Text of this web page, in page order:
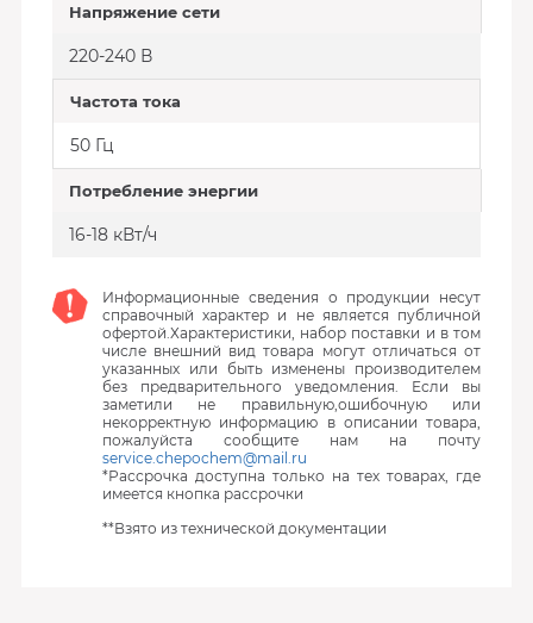
Напряжение сети
220-240 В
Частота тока
50 Гц
Потребление энергии
16-18 кВт/ч
Информационные сведения о продукции несут
справочный характер и не является публичной
офертой.Характеристики, набор поставки и в том
числе внешний вид товара могут отличаться от
указанных или быть изменены производителем
без предварительного уведомления. Если вы
заметили не правильную,ошибочную или
некорректную информацию в описании товара,
пожалуйста сообщите нам на почту
service.chepochem@mail.ru
*Рассрочка доступна только на тех товарах, где
имеется кнопка рассрочки
**Взято из технической документации